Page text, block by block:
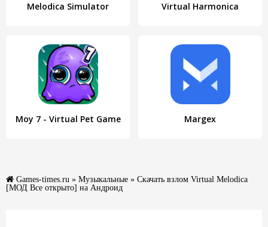
Melodica Simulator Virtual Harmonica
Moy 7 - Virtual Pet Game Margex
Games-times.ru » Музыкальные » Скачать взлом Virtual Melodica
[МОД Все открыто] на Андроид